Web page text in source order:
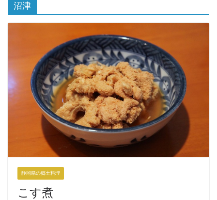
沼津
静岡県の郷土料理
こす煮